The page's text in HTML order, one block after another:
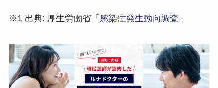
※1 出典: 厚生労働省「 感染症発生動向調査 」